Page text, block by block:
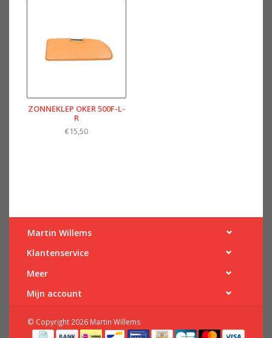
ZONNEKLEP OKER 500F-L-
R
€15,50
Martin Willems
Klantenservice
Meer
Mijn account
© Copyright 2026 Martin Willems